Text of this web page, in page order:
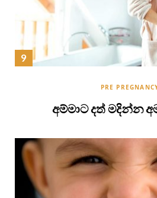
PRE
අම්මාට දත් මදින්න